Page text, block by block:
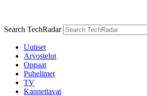
Search TechRadar
Uutiset
Arvostelut
Oppaat
Puhelimet
TV
Kannettavat